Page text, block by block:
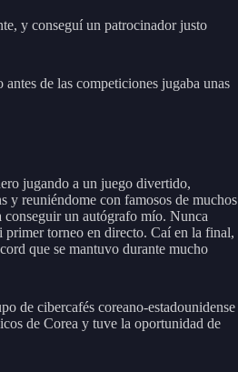
y conseguí un patrocinador justo
de las competiciones jugaba unas
jugando a un juego divertido,
y reuniéndome con famosos de muchos
conseguir un autógrafo mío. Nunca
torneo en directo. Caí en la final,
que se mantuvo durante mucho
de cibercafés coreano-estadounidense
de Corea y tuve la oportunidad de